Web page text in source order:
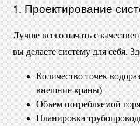
1. Проектирование
Лучше всего начать с
вы делаете систему для себя.
Количество точек
внешние краны)
Объем потребляемой
Планировка